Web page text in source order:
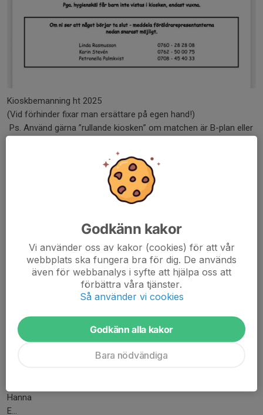
Kioskbemanning ht 2025
(Vid förhinder fixar man ersättare på egen hand!)
Ps. Använd gärna ”rullande kiosken” om matchen är B-plan eller
28/9
Hanna
E...
Godkänn kakor
Vi använder oss av kakor (cookies) för att vår
webbplats ska fungera bra för dig. De används
även för webbanalys i syfte att hjälpa oss att
förbättra våra tjänster.
Så använder vi cookies
Godkänn alla kakor
Bara nödvändiga